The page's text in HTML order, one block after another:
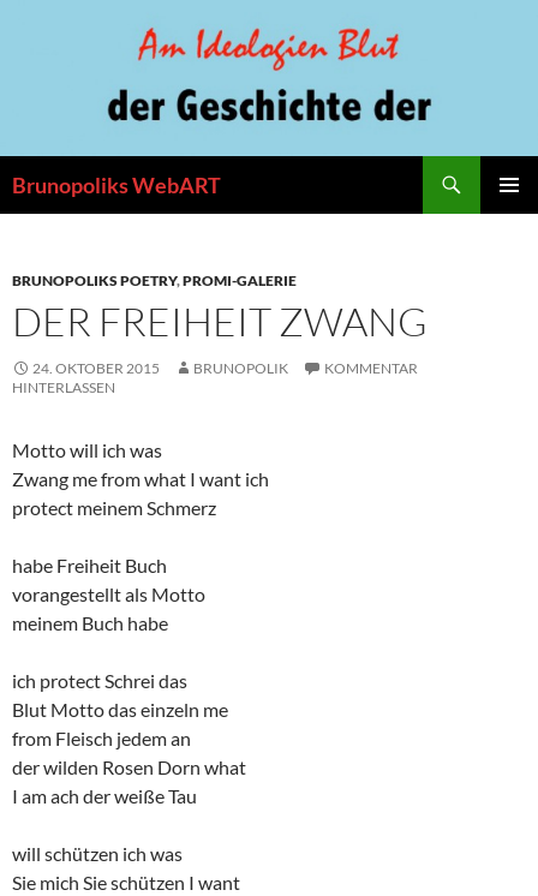
Brunopoliks WebART
BRUNOPOLIKS POETRY,PROMI-GALERIE
DER FREIHEIT ZWANG
24. OKTOBER 2015 BRUNOPOLIK
KOMMENTAR
HINTERLASSEN
Motto will ich was
Zwang me from what I want ich
protect meinem Schmerz
habe Freiheit Buch
vorangestellt als Motto
meinem Buch habe
ich protect Schrei das
Blut Motto das einzeln me
from Fleisch jedem an
der wilden Rosen Dorn what
I am ach der weiße Tau
will schützen ich was
Sie mich Sie schützen I want